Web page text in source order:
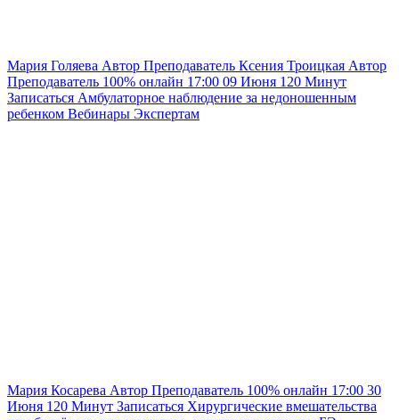
Мария Голяева Автор Преподаватель Ксения Троицкая Автор
Преподаватель 100% онлайн 17:00 09 Июня 120 Минут
Записаться Амбулаторное наблюдение за недоношенным
ребенком Вебинары Экспертам
Мария Косарева Автор Преподаватель 100% онлайн 17:00 30
Июня 120 Минут Записаться Хирургические вмешательства